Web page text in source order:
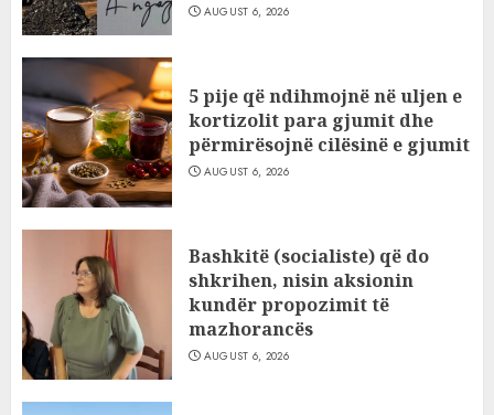
AUGUST 6, 2026
5 pije që ndihmojnë në uljen e
kortizolit para gjumit dhe
përmirësojnë cilësinë e gjumit
AUGUST 6, 2026
Bashkitë (socialiste) që do
shkrihen, nisin aksionin
kundër propozimit të
mazhorancës
AUGUST 6, 2026